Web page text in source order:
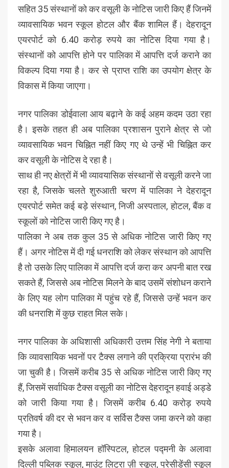
सहित 35 संस्थानों को कर वसूली के नोटिस जारी किए हैं जिनमें
व्यावसायिक भवन स्कूल होटल और बैंक शामिल हैं। देहरादून
एयरपोर्ट को 6.40 करोड़ रुपये का नोटिस दिया गया है।
संस्थानों को आपत्ति होने पर पालिका में आपत्ति दर्ज कराने का
विकल्प दिया गया है। कर से प्राप्त राशि का उपयोग क्षेत्र के
विकास में किया जाएगा।
नगर पालिका डोईवाला आय बढ़ाने के कई अहम कदम उठा रहा
है। इसके तहत ही अब पालिका प्रशासन पुराने क्षेत्र से जो
व्यावसायिक भवन चिह्नित नहीं किए गए थे उन्हें भी चिह्नित कर
कर वसूली के नोटिस दे रहा है।
साथ ही नए क्षेत्रों में भी व्यावयासिक संस्थानों से वसूली करने जा
रहा है, जिसके चलते शुरुआती चरण में पालिका ने देहरादून
एयरपोर्ट समेत कई बड़े संस्थान, निजी अस्पताल, होटल, बैंक व
स्कूलों को नोटिस जारी किए गए है।
पालिका ने अब तक कुल 35 से अधिक नोटिस जारी किए गए
हैं। अगर नोटिस में दी गई धनराशि को लेकर संस्थान को आपत्ति
है तो उसके लिए पालिका में आपत्ति दर्ज करा कर अपनी बात रख
सकते हैं, जिससे अब नोटिस मिलने के बाद उसमें संशोधन कराने
के लिए यह लोग पालिका में पहुंच रहे हैं, जिससे उन्हें भवन कर
की धनराशि में कुछ राहत मिल सके।
नगर पालिका के अधिशासी अधिकारी उत्तम सिंह नेगी ने बताया
कि व्यावसायिक भवनों पर टैक्स लगाने की प्रक्रिया प्रारंभ की
जा चुकी है। जिसमें करीब 35 से अधिक नोटिस जारी किए गए
हैं, जिसमें सर्वाधिक टैक्स वसूली का नोटिस देहरादून हवाई अड्डे
को जारी किया गया है। जिसमें करीब 6.40 करोड़ रुपये
प्रतिवर्ष की दर से भवन कर व सर्विस टैक्स जमा करने को कहा
गया है।
इसके अलावा हिमालयन हॉस्पिटल, होटल पद्मनी के अलावा
दिल्ली पब्लिक स्कूल, माउंट लिट्रा ज़ी स्कूल, प्रेसीडेंसी स्कूल